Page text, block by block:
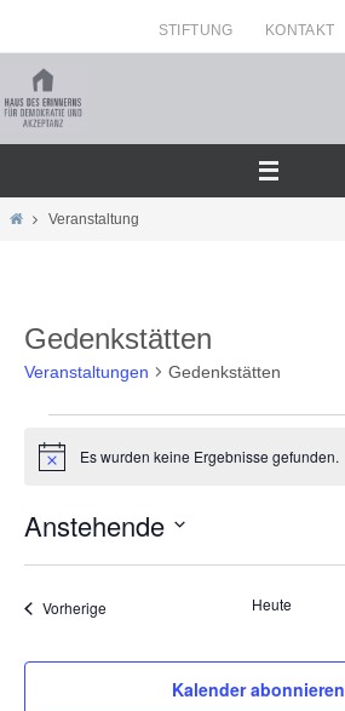
Inhalt
springen
STIFTUNG KONTAKT
HomeVeranstaltung
Gedenkstätten
Veranstaltungen Gedenkstätten
HinweisEs wurden keine Ergebnisse gefunden.
Anstehende
VorherigeVeranstaltungen Heute
Kalender abonnieren